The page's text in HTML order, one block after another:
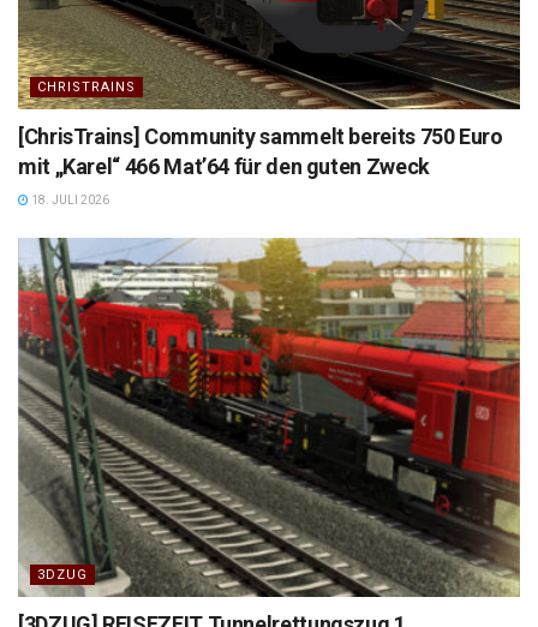
CHRISTRAINS
[ChrisTrains] Community sammelt bereits 750 Euro
mit „Karel“ 466 Mat’64 für den guten Zweck
18. JULI 2026
3DZUG